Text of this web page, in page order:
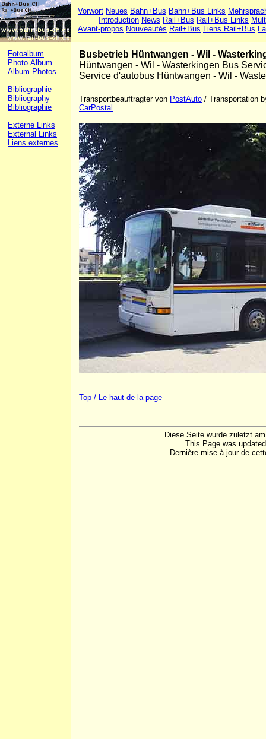
Vorwort Neues Bahn+Bus Bahn+Bus Links
Introduction News Rail+Bus Rail+Bus Links
Avant-propos Nouveautés Rail+Bus Liens Rail+Bus
Fotoalbum
Photo Album
Album Photos
Bibliographie
Bibliography
Bibliographie
Externe Links
External Links
Liens externes
Busbetrieb Hüntwangen - Wil -
Hüntwangen - Wil - Wasterkingen Bus
Service d'autobus Hüntwangen - Wil -
Transportbeauftragter von PostAuto / Transportation
CarPostal
Top / Le haut de la page
Diese Seite wurde zuletzt
This Page was
Dernière mise à jour de